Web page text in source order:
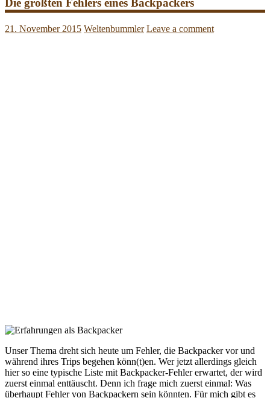
Die größten Fehlers eines Backpackers
21. November 2015 Weltenbummler Leave a comment
Unser Thema dreht sich heute um Fehler, die Backpacker vor und
während ihres Trips begehen könn(t)en. Wer jetzt allerdings gleich
hier so eine typische Liste mit Backpacker-Fehler erwartet, der wird
zuerst einmal enttäuscht. Denn ich frage mich zuerst einmal: Was
überhaupt Fehler von Backpackern sein könnten. Für mich gibt es